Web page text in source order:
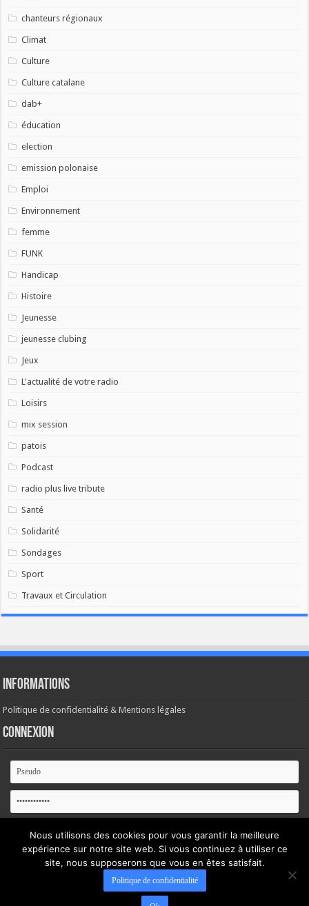
chanteurs régionaux
Climat
Culture
Culture catalane
dab+
éducation
election
emission polonaise
Emploi
Environnement
femme
FUNK
Handicap
Histoire
Jeunesse
jeunesse clubing
Jeux
L'actualité de votre radio
Loisirs
mix session
patois
Podcast
radio plus live tribute
Santé
Solidarité
Sondages
Sport
Travaux et Circulation
Informations
Politique de confidentialité & Mentions légales
Connexion
Se souvenir de moi
Mot de passe oublié ?
Nous utilisons des cookies pour vous garantir la meilleure
expérience sur notre site web. Si vous continuez à utiliser ce
site, nous supposerons que vous en êtes satisfait.
Politique de confidentialité